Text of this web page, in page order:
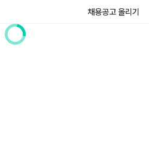
채용공고 올리기